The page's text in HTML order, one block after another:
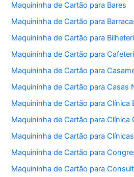
Maquininha de Cartão para Bares
Maquininha de Cartão para
Maquininha de Cartão para
Maquininha de Cartão para
Maquininha de Cartão para
Maquininha de Cartão para Casas
Maquininha de Cartão para Clínica
Maquininha de Cartão para Clínica
Maquininha de Cartão para
Maquininha de Cartão para
Maquininha de Cartão para